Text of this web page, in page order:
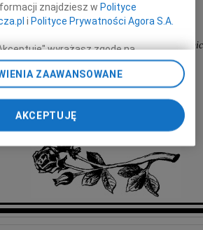
składają
i koledzy z I Kliniki Ginekologii i
przy ulicy Chałubińskiego we Wrocławiu
znajdziesz w Polityce
i Polityce Prywatności Agora S.A.
wyrażasz zgodę na
plików typu cookie
jej Zaufanych Partnerów i Agora S.A.
końcowym. Możesz też w każdej
dot. plików cookie,
narzędzie do zarządzania Twoimi
danych poprzez
prywatności” w stopce serwisu i
„Ustawienia zaawansowane”.
cookie możliwa jest także za
i Agora S.A. możemy
ZAAWANSOWANE
AKCEPTUJĘ